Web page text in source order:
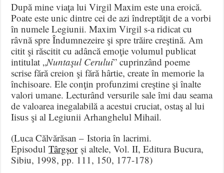
După mine viaţa lui Virgil Maxim este una eroică.
Poate este unic dintre cei de azi îndreptăţit de a vorbi
în numele Legiunii. Maxim Virgil s-a ridicat cu
râvnă spre Îndumnezeire şi spre trăire creştină. Am
citit şi răscitit cu adâncă emoţie volumul publicat
intitulat „Nuntaşul Cerului” cuprinzând poeme
scrise fără creion şi fără hârtie, create în memorie la
închisoare. Ele conţin profunzimi creştine şi înalte
valori umane. Lecturând versurile sale îmi dau seama
de valoarea inegalabilă a acestui cruciat, ostaş al lui
Iisus şi al Legiunii Arhanghelul Mihail.
(Luca Călvărăsan – Istoria în lacrimi.
EpisodulTârgșorși altele, Vol. II, Editura Bucura,
Sibiu, 1998, pp. 111, 150, 177-178)